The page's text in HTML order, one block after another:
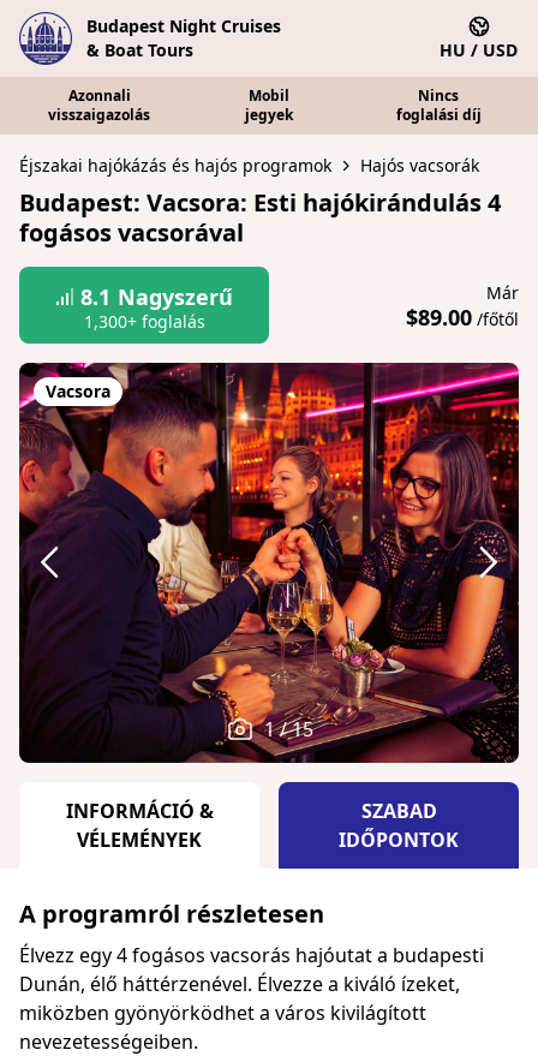
Budapest Night Cruises
& Boat Tours
HU / USD
Azonnali
visszaigazolás
Mobil
jegyek
Nincs
foglalási díj
Éjszakai hajókázás és hajós programok Hajós vacsorák
Budapest: Vacsora: Esti hajókirándulás 4
fogásos vacsorával
8.1 Nagyszerű
1,300+ foglalás
Már
$89.00 /főtől
Vacsora
1 / 15
INFORMÁCIÓ &
VÉLEMÉNYEK
SZABAD
IDŐPONTOK
A programról részletesen
Élvezz egy 4 fogásos vacsorás hajóutat a budapesti
Dunán, élő háttérzenével. Élvezze a kiváló ízeket,
miközben gyönyörködhet a város kivilágított
nevezetességeiben.